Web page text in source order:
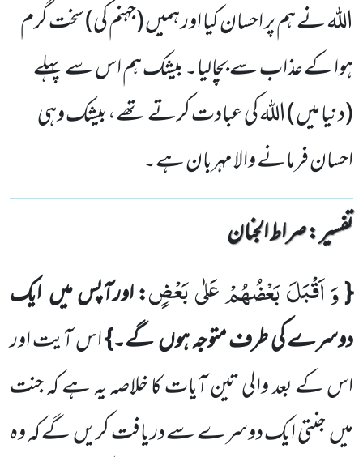
اللہ نے ہم پر احسان کیا اور ہمیں (جہنم کی) سخت گرم
ہوا کے عذاب سے بچالیا۔ بیشک ہم اس سے پہلے
(دنیا میں ) اللہ کی عبادت کرتے تھے، بیشک وہی
احسان فرمانے والا مہربان ہے۔
تفسیر : ‎صراط الجنان
{وَ اَقْبَلَ بَعْضُهُمْ عَلٰى بَعْضٍ: اورآپس میںایک
دوسرے کی طرف متوجہ ہوںگے۔}اس آیت اور
اس کے بعدوالی تین آیات کا خلاصہ یہ ہے کہ جنت
میںجنتی ایک دوسرے سے دریافت کریںگے کہ وہ